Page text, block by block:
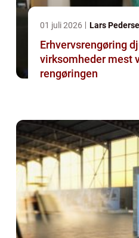
01 juli 2026 Lars
Erhvervsrengøring
virksomheder mest
rengøringen